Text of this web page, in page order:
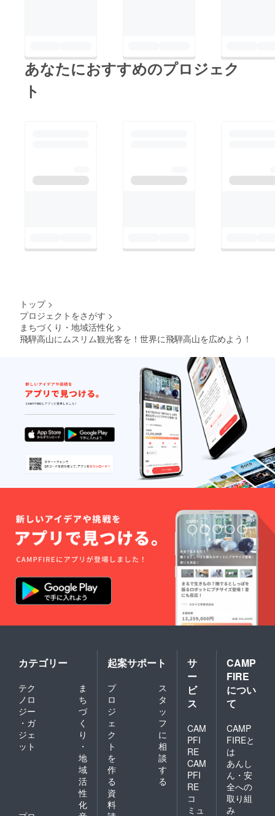
リムの方々にとっても
楽しい2日間になった
を、地域に還元してい
協力頂いた方、本当に
ありがとうございまし
あなたにおすすめのプロジェク
ト
トップ >
プロジェクトをさがす >
まちづくり・地域活性化 >
飛騨高山にムスリム観光客を！世界に飛騨高山を広めよう！
カテゴリー
テク
ノロ
ジー
・ガ
ジェ
ット
ま
ち
づ
く
り
・
地
域
活
性
化
起案サポート
プ
ロ
ジ
ェ
ク
ト
を
作
る
ス
タ
ッ
フ
に
相
談
す
る
資
料
サ
ー
ビ
ス
CAM
PFI
RE
CAM
PFI
RE
コ
ミュ
CAMP
FIRE
につい
て
CAMP
FIREと
は
あんし
ん・安
全への
取り組
み